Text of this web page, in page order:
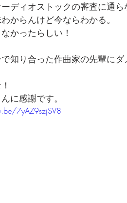
ディオストックの審査に通
からんけど今ならわかる。
かったらしい！
知り合った作曲家の先輩に
に感謝です。
7yAZ9szjSV8